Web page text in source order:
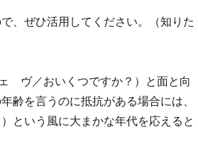
、ぜひ活用してください。（知りた
ヴ／おいくつですか？）と面と向
齢を言うのに抵抗がある場合には、
という風に大まかな年代を応えると